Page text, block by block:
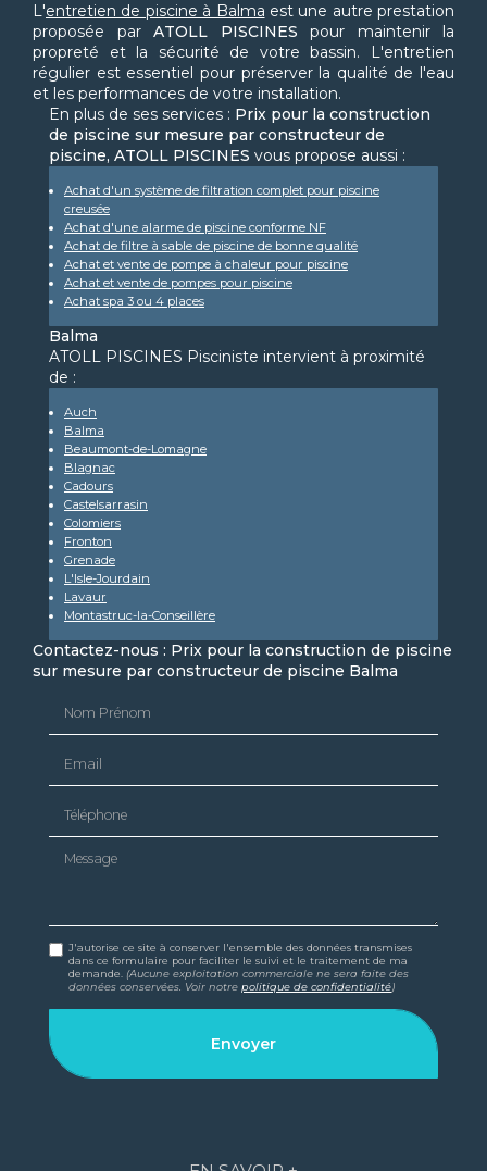
L'entretien de piscine à Balma est une autre prestation
proposée par ATOLL PISCINES pour maintenir la
propreté et la sécurité de votre bassin. L'entretien
régulier est essentiel pour préserver la qualité de l'eau
et les performances de votre installation.
En plus de ses services : Prix pour la construction
de piscine sur mesure par constructeur de
piscine, ATOLL PISCINES vous propose aussi :
Achat d'un système de filtration complet pour piscine
creusée
Achat d'une alarme de piscine conforme NF
Achat de filtre à sable de piscine de bonne qualité
Achat et vente de pompe à chaleur pour piscine
Achat et vente de pompes pour piscine
Achat spa 3 ou 4 places
Balma
ATOLL PISCINES Pisciniste intervient à proximité
de :
Auch
Balma
Beaumont-de-Lomagne
Blagnac
Cadours
Castelsarrasin
Colomiers
Fronton
Grenade
L'Isle-Jourdain
Lavaur
Montastruc-la-Conseillère
Contactez-nous : Prix pour la construction de piscine
sur mesure par constructeur de piscine Balma
Message
J'autorise ce site à conserver l'ensemble des données transmises
dans ce formulaire pour faciliter le suivi et le traitement de ma
demande. (Aucune exploitation commerciale ne sera faite des
données conservées. Voir notrepolitique de confidentialité)